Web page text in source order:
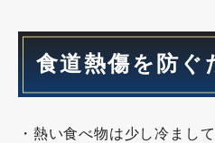
食道熱傷を防ぐ
・熱い食べ物は少し冷まし